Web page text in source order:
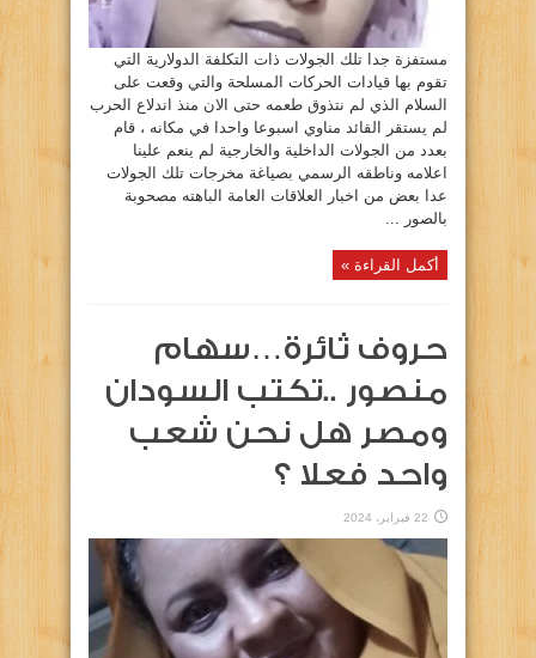
مستفزة جدا تلك الجولات ذات التكلفة الدولارية التي
تقوم بها قيادات الحركات المسلحة والتي وقعت على
السلام الذي لم نتذوق طعمه حتى الان منذ اندلاع الحرب
لم يستقر القائد مناوي اسبوعا واحدا في مكانه ، قام
بعدد من الجولات الداخلية والخارجية لم ينعم علينا
اعلامه وناطقه الرسمي بصياغة مخرجات تلك الجولات
عدا بعض من اخبار العلاقات العامة الباهته مصحوبة
بالصور ...
أكمل القراءة »
حروف ثائرة…سهام
منصور ..تكتب السودان
ومصر هل نحن شعب
واحد فعلا ؟
22 فبراير، 2024